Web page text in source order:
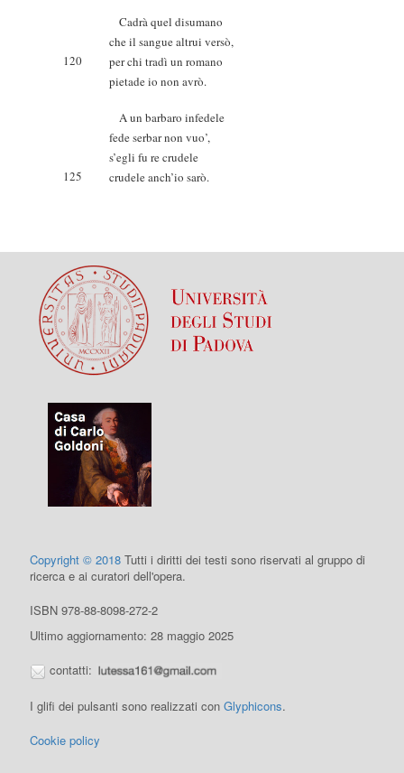
Cadrà quel disumano
che il sangue altrui versò,
120
per chi tradì un romano
pietade io non avrò.
A un barbaro infedele
fede serbar non vuo’,
s’egli fu re crudele
125
crudele anch’io sarò.
Copyright © 2018 Tutti i diritti dei testi sono riservati al gruppo di
ricerca e ai curatori dell'opera.
ISBN 978-88-8098-272-2
Ultimo aggiornamento: 28 maggio 2025
contatti:
I glifi dei pulsanti sono realizzati conGlyphicons.
Cookie policy